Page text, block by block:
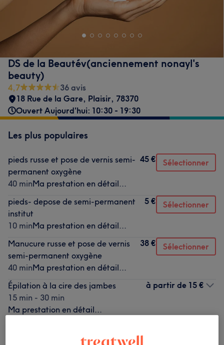
DS de la Beautév(anciennement nonayl's
beauty)
4,7
36 avis
18 Rue de la Gare, Plaisir, 78370
Ouvert Aujourd'hui: 10:30 - 19:30
Les plus populaires
pieds russe et pose de vernis semi-
permanent oxygène
40 minMa prestation en détail...
45 € Sélectionner
pieds- depose de semi-permanent
institut
10 minMa prestation en détail...
5 € Sélectionner
Manucure russe et pose de vernis
semi-permanent oxygène
40 minMa prestation en détail...
38 € Sélectionner
Épilation à la cire des jambes
15 min - 30 min
Ma prestation en détail...
à partir de 15 €
intégral et du sillon interfessier